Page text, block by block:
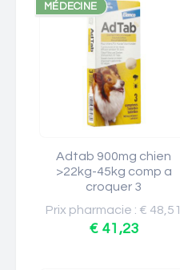
MÉDECINE
Adtab 900mg chien
>22kg-45kg comp a
croquer 3
Prix pharmacie : € 48,51
€ 41,23